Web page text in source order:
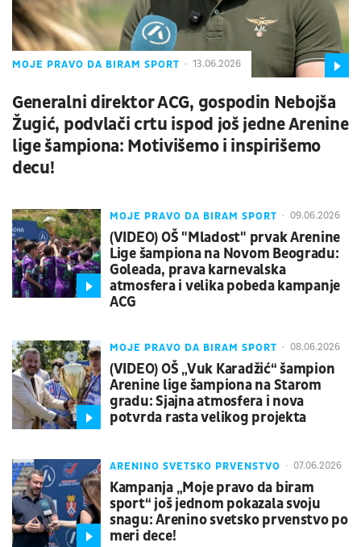
MOJE PRAVO DA BIRAM SPORT 13.06.2026
Generalni direktor ACG, gospodin Nebojša
Žugić, podvlači crtu ispod još jedne Arenine
lige šampiona: Motivišemo i inspirišemo
decu!
MOJE PRAVO DA BIRAM SPORT 09.06.2026
(VIDEO) OŠ "Mladost" prvak Arenine
Lige šampiona na Novom Beogradu:
Goleada, prava karnevalska
atmosfera i velika pobeda kampanje
ACG
MOJE PRAVO DA BIRAM SPORT 08.06.2026
(VIDEO) OŠ „Vuk Karadžić“ šampion
Arenine lige šampiona na Starom
gradu: Sjajna atmosfera i nova
potvrda rasta velikog projekta
ARENINO SVETSKO PRVENSTVO 07.06.2026
Kampanja „Moje pravo da biram
sport“ još jednom pokazala svoju
snagu: Arenino svetsko prvenstvo po
meri dece!